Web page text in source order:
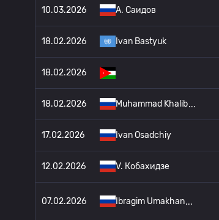
10.03.2026 A. Саидов
18.02.2026 Ivan Bastyuk
18.02.2026
18.02.2026 Muhammad Khalib
17.02.2026 Ivan Osadchiy
12.02.2026 V. Кобахидзе
07.02.2026 Ibragim Umakhan